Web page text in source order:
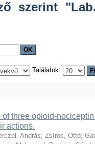
szerint
Találatok:
three opioid-
actions.
András; Zsíros, Ottó;